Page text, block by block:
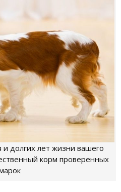
долгих лет жизни вашего
корм проверенных